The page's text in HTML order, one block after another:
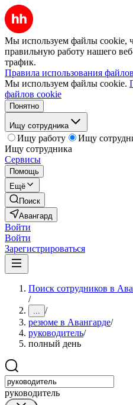
Мы используем файлы cookie,
правильную работу нашего
трафик.
Правила использования
Мы используем файлы cookie.
файлов cookie
Понятно
Ищу сотрудника
Ищу работу
Ищу
Ищу сотрудника
Сервисы
Помощь
Ещё
Поиск
Авангард
Войти
Войти
Зарегистрироваться
Поиск сотрудников в
/
... /
резюме в Авангарде/
руководитель/
полный день
руководитель